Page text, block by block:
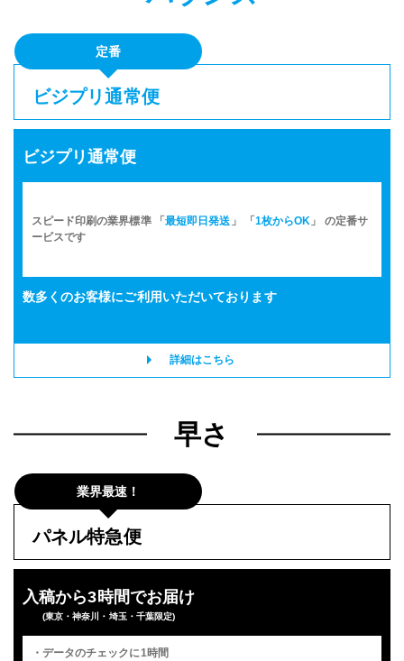
定番
ビジプリ通常便
ビジプリ通常便
スピード印刷の業界標準 「 最短即日発送 」 「 1枚からOK 」 の定番サ
ービスです
数多くのお客様にご利用いただいております
詳細はこちら
早さ
業界最速！
パネル特急便
入稿から3時間でお届け
(東京・神奈川・埼玉・千葉限定)
・データのチェックに1時間